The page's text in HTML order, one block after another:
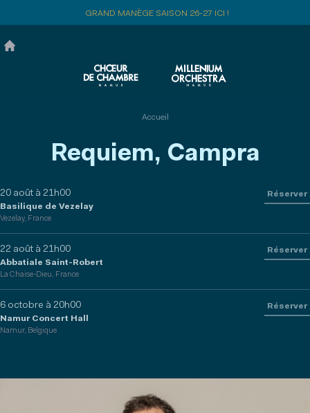
principal
GRAND MANÈGE SAISON 26-27 ICI !
Accueil
Requiem, Campra
20 août à 21h00
Basilique de Vezelay
Vezelay, France
Réserver
22 août à 21h00
Abbatiale Saint-Robert
La Chaise-Dieu, France
Réserver
6 octobre à 20h00
Namur Concert Hall
Namur, Belgique
Réserver